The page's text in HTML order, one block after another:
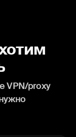
VPN/proxy